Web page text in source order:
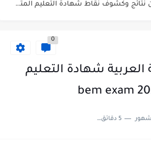
استخراج كشف نقاط شهادة التعليم المتوسط 2026 | bem.onec.dz
0
شهادة التعليم
5 دقائق للقراءة